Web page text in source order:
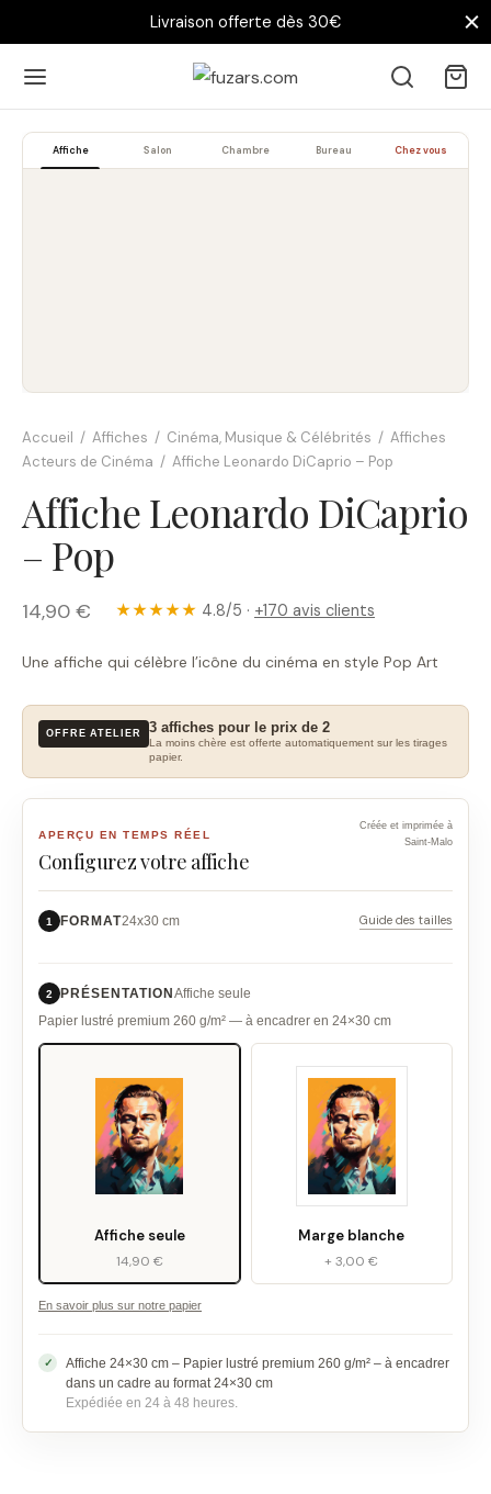
Livraison offerte dès 30€
Affiche Salon Chambre Bureau Chez vous
Accueil / Affiches / Cinéma, Musique & Célébrités / Affiches
Acteurs de Cinéma / Affiche Leonardo DiCaprio – Pop
Affiche Leonardo DiCaprio
– Pop
14,90 € ★★★★★ 4.8/5 · +170 avis clients
Une affiche qui célèbre l’icône du cinéma en style Pop Art
OFFRE ATELIER 3 affiches pour le prix de 2
La moins chère est offerte automatiquement sur les tirages
papier.
APERÇU EN TEMPS RÉEL
Configurez votre affiche
Créée et imprimée à
Saint-Malo
1 FORMAT24x30 cm Guide des tailles
2 PRÉSENTATION Affiche seule
Papier lustré premium 260 g/m² — à encadrer en 24×30 cm
Affiche seule
14,90 €
Marge blanche
+ 3,00 €
En savoir plus sur notre papier
Affiche 24×30 cm – Papier lustré premium 260 g/m² – à encadrer
dans un cadre au format 24×30 cm
Expédiée en 24 à 48 heures.